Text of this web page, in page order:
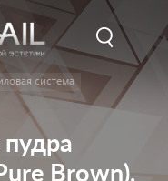
система
Brown),